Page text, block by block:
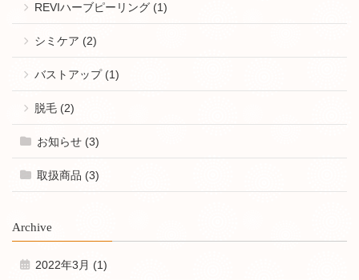
REVIハーブピーリング (1)
シミケア (2)
バストアップ (1)
脱毛 (2)
お知らせ (3)
取扱商品 (3)
Archive
2022年3月 (1)